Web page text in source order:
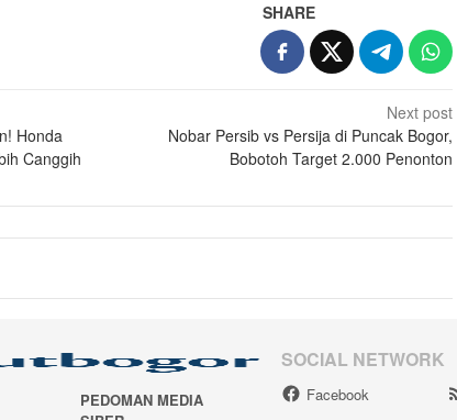
SHARE
Honda
Canggih
Next post
Nobar Persib vs Persija di Puncak Bogor,
Bobotoh Target 2.000 Penonton
PEDOMAN MEDIA
SOCIAL NETWORK
Facebook